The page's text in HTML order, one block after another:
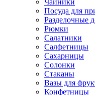
Чайники
Посуда для
Разделочные
Рюмки
Салатники
Салфетницы
Сахарницы
Солонки
Стаканы
Вазы для
Конфетницы